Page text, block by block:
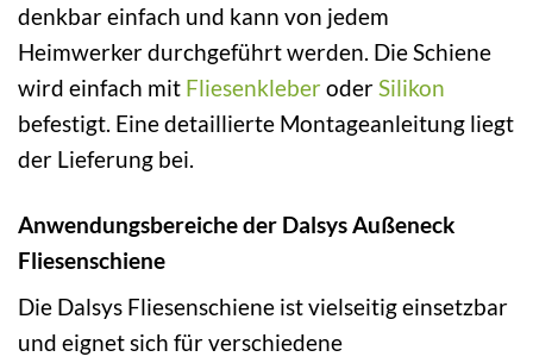
denkbar einfach und kann von jedem
Heimwerker durchgeführt werden. Die Schiene
wird einfach mit FliesenkleberoderSilikon
befestigt. Eine detaillierte Montageanleitung liegt
der Lieferung bei.
Anwendungsbereiche der Dalsys Außeneck
Fliesenschiene
Die Dalsys Fliesenschiene ist vielseitig einsetzbar
und eignet sich für verschiedene